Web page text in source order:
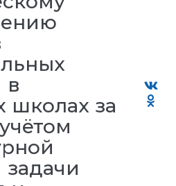
в
школах за